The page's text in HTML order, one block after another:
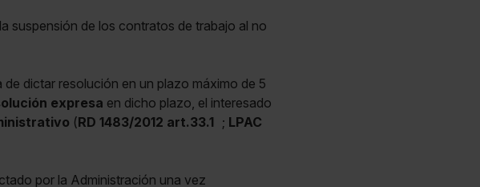
la suspensión de los contratos de trabajo al no
dictar resolución en un plazo máximo de 5
expresa en dicho plazo, el interesado
(RD 1483/2012 art.33.1 ; LPAC
por la Administración una vez